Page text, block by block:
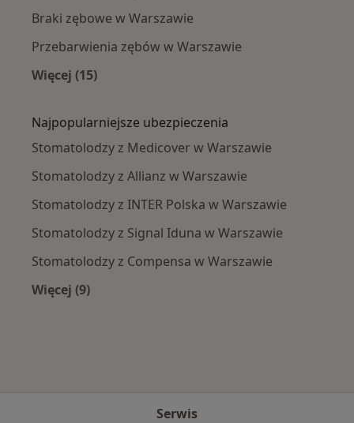
Braki zębowe w Warszawie
Przebarwienia zębów w Warszawie
Więcej (15)
Najpopularniejsze ubezpieczenia
Stomatolodzy z Medicover w Warszawie
Stomatolodzy z Allianz w Warszawie
Stomatolodzy z INTER Polska w Warszawie
Stomatolodzy z Signal Iduna w Warszawie
Stomatolodzy z Compensa w Warszawie
Więcej (9)
Serwis